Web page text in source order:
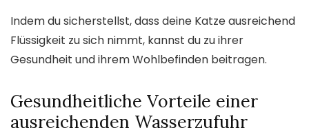
Indem du sicherstellst, dass deine Katze ausreichend
Flüssigkeit zu sich nimmt, kannst du zu ihrer
Gesundheit und ihrem Wohlbefinden beitragen.
Gesundheitliche Vorteile einer
ausreichenden Wasserzufuhr